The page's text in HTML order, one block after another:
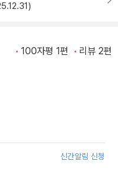
100자평 1편 리뷰 2편
신간알림 신청